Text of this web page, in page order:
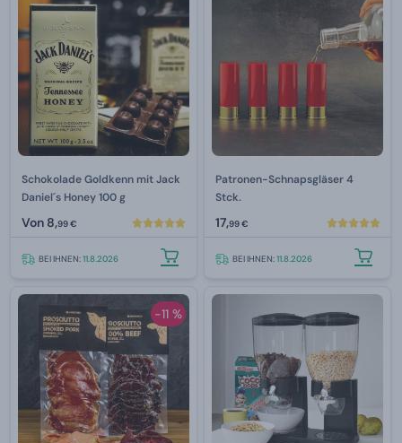
Schokolade Goldkenn mit Jack
Daniel´s Honey 100 g
Von 8,99 €
BEI IHNEN:11.8.2026
Patronen-Schnapsgläser 4
Stck.
17,99 €
BEI IHNEN:11.8.2026
-11 %